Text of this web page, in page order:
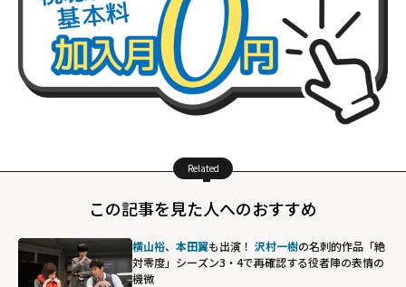
Related
この記事を見た人へのおすすめ
横山裕、 本田翼も出演！ 沢村一樹の名刺的作品「絶
対零度」シーズン3・4で再確認する役者陣の表情の
機微